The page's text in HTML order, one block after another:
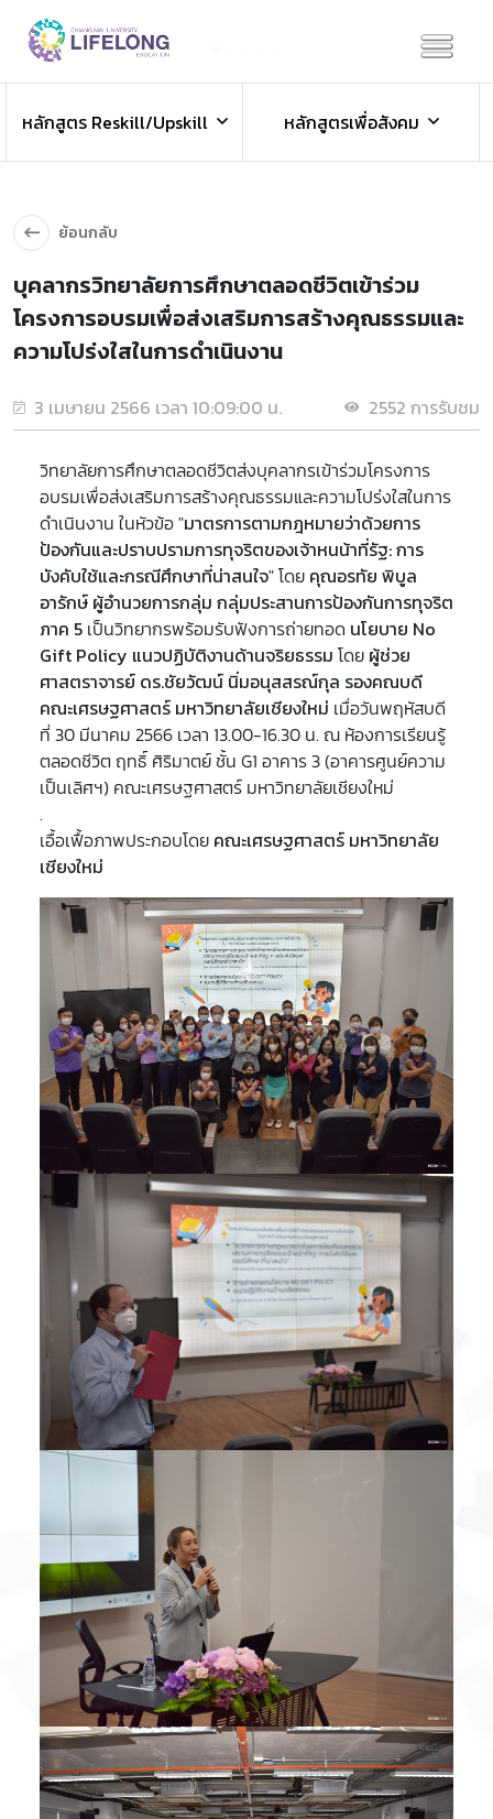
ข่าวประชาสัมพันธ์
ข่าวสารองค์กร ข่าวสารกิจกรรม
หลักสูตร Reskill/Upskill
หลักสูตรเพื่อสังคม
ย้อนกลับ
บุคลากรวิทยาลัยการศึกษาตลอดชีวิตเข้าร่วม
โครงการอบรมเพื่อส่งเสริมการสร้างคุณธรรมและ
ความโปร่งใสในการดำเนินงาน
3 เมษายน 2566 เวลา 10:09:00 น. 2552 การรับชม
วิทยาลัยการศึกษาตลอดชีวิตส่งบุคลากรเข้าร่วมโครงการ
อบรมเพื่อส่งเสริมการสร้างคุณธรรมและความโปร่งใสในการ
ดำเนินงาน ในหัวข้อ "มาตรการตามกฎหมายว่าด้วยการ
ป้องกันและปราบปรามการทุจริตของเจ้าหนน้าที่รัฐ: การ
บังคับใช้และกรณีศึกษาที่น่าสนใจ" โดย คุณอรทัย พิบูล
อารักษ์ ผู้อำนวยการกลุ่ม กลุ่มประสานการป้องกันการทุจริต
ภาค 5 เป็นวิทยากรพร้อมรับฟังการถ่ายทอด นโยบาย No
Gift Policy แนวปฏิบัติงานด้านจริยธรรม โดย ผู้ช่วย
ศาสตราจารย์ ดร.ชัยวัฒน์ นิ่มอนุสสรณ์กุล รองคณบดี
คณะเศรษฐศาสตร์ มหาวิทยาลัยเชียงใหม่ เมื่อวันพฤหัสบดี
ที่ 30 มีนาคม 2566 เวลา 13.00-16.30 น. ณ ห้องการเรียนรู้
ตลอดชีวิต ฤทธิ์ ศิริมาตย์ ชั้น G1 อาคาร 3 (อาคารศูนย์ความ
เป็นเลิศฯ) คณะเศรษฐศาสตร์ มหาวิทยาลัยเชียงใหม่
.
เอื้อเฟื้อภาพประกอบโดย คณะเศรษฐศาสตร์ มหาวิทยาลัย
เชียงใหม่